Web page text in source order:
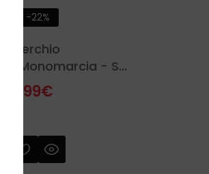
-22%
Coperchio
Monomarcia - SI
Ciao - Piaggio
28,99€